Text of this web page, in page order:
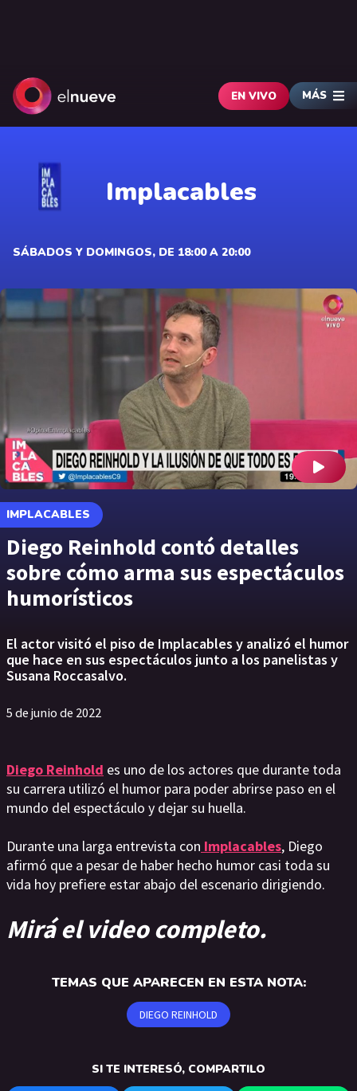
EN VIVO MÁS
Implacables
SÁBADOS Y DOMINGOS, DE 18:00 A 20:00
IMPLACABLES
Diego Reinhold contó detalles
sobre cómo arma sus espectáculos
humorísticos
El actor visitó el piso de Implacables y analizó el humor
que hace en sus espectáculos junto a los panelistas y
Susana Roccasalvo.
5 de junio de 2022
Diego Reinhold es uno de los actores que durante toda
su carrera utilizó el humor para poder abrirse paso en el
mundo del espectáculo y dejar su huella.
Durante una larga entrevista con Implacables, Diego
afirmó que a pesar de haber hecho humor casi toda su
vida hoy prefiere estar abajo del escenario dirigiendo.
Mirá el video completo.
TEMAS QUE APARECEN EN ESTA NOTA:
DIEGO REINHOLD
SI TE INTERESÓ, COMPARTILO